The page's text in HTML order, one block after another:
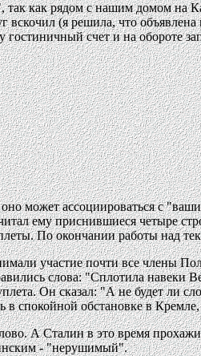
как рядом с нашим домом на
(я решила, что объявлена
счет и на обороте
может ассоциироваться с
ему приснившиеся четыре
По окончании работы над
участие почти все члены
слова: "Сплотила навеки
Он сказал: "А не будет ли
спокойной обстановке в Кремле,
А Сталин в это время
- "нерушимый".